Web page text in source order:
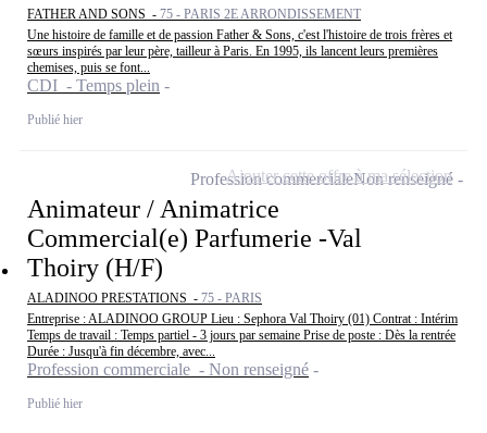
FATHER AND SONS - 75 - PARIS 2E ARRONDISSEMENT
Une histoire de famille et de passion Father & Sons, c'est l'histoire de trois frères et
sœurs inspirés par leur père, tailleur à Paris. En 1995, ils lancent leurs premières
chemises, puis se font...
CDI - Temps plein
Publié hier
Animateur / Animatrice
Commercial(e) Parfumerie -Val
Thoiry (H/F)
ALADINOO PRESTATIONS - 75 - PARIS
Entreprise : ALADINOO GROUP Lieu : Sephora Val Thoiry (01) Contrat : Intérim
Temps de travail : Temps partiel - 3 jours par semaine Prise de poste : Dès la rentrée
Durée : Jusqu'à fin décembre, avec...
Profession commerciale - Non renseigné
Publié hier
Profession commercialeNon renseigné
Ajouter cette offre à ma sélection